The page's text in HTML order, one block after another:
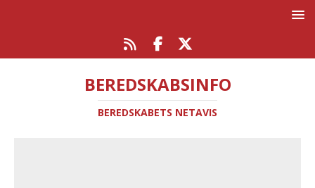
BEREDSKABSINFO
BEREDSKABETS NETAVIS